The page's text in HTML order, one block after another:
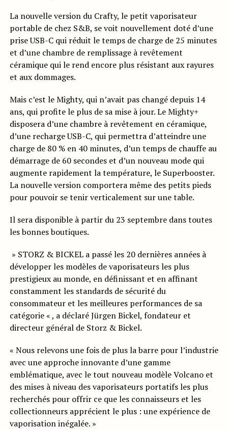
La nouvelle version du Crafty, le petit vaporisateur
portable de chez S&B, se voit nouvellement doté d’une
prise USB-C qui réduit le temps de charge de 25 minutes
et d’une chambre de remplissage à revêtement
céramique qui le rend encore plus résistant aux rayures
et aux dommages.
Mais c’est le Mighty, qui n’avait pas changé depuis 14
ans, qui profite le plus de sa mise à jour. Le Mighty+
disposera d’une chambre à revêtement en céramique,
d’une recharge USB-C, qui permettra d’atteindre une
charge de 80 % en 40 minutes, d’un temps de chauffe au
démarrage de 60 secondes et d’un nouveau mode qui
augmente rapidement la température, le Superbooster.
La nouvelle version comportera même des petits pieds
pour pouvoir se tenir verticalement sur une table.
Il sera disponible à partir du 23 septembre dans toutes
les bonnes boutiques.
» STORZ & BICKEL a passé les 20 dernières années à
développer les modèles de vaporisateurs les plus
prestigieux au monde, en définissant et en affinant
constamment les standards de sécurité du
consommateur et les meilleures performances de sa
catégorie « , a déclaré Jürgen Bickel, fondateur et
directeur général de Storz & Bickel.
« Nous relevons une fois de plus la barre pour l’industrie
avec une approche innovante d’une gamme
emblématique, avec le tout nouveau modèle Volcano et
des mises à niveau des vaporisateurs portatifs les plus
recherchés pour offrir ce que les connaisseurs et les
collectionneurs apprécient le plus : une expérience de
vaporisation inégalée. »